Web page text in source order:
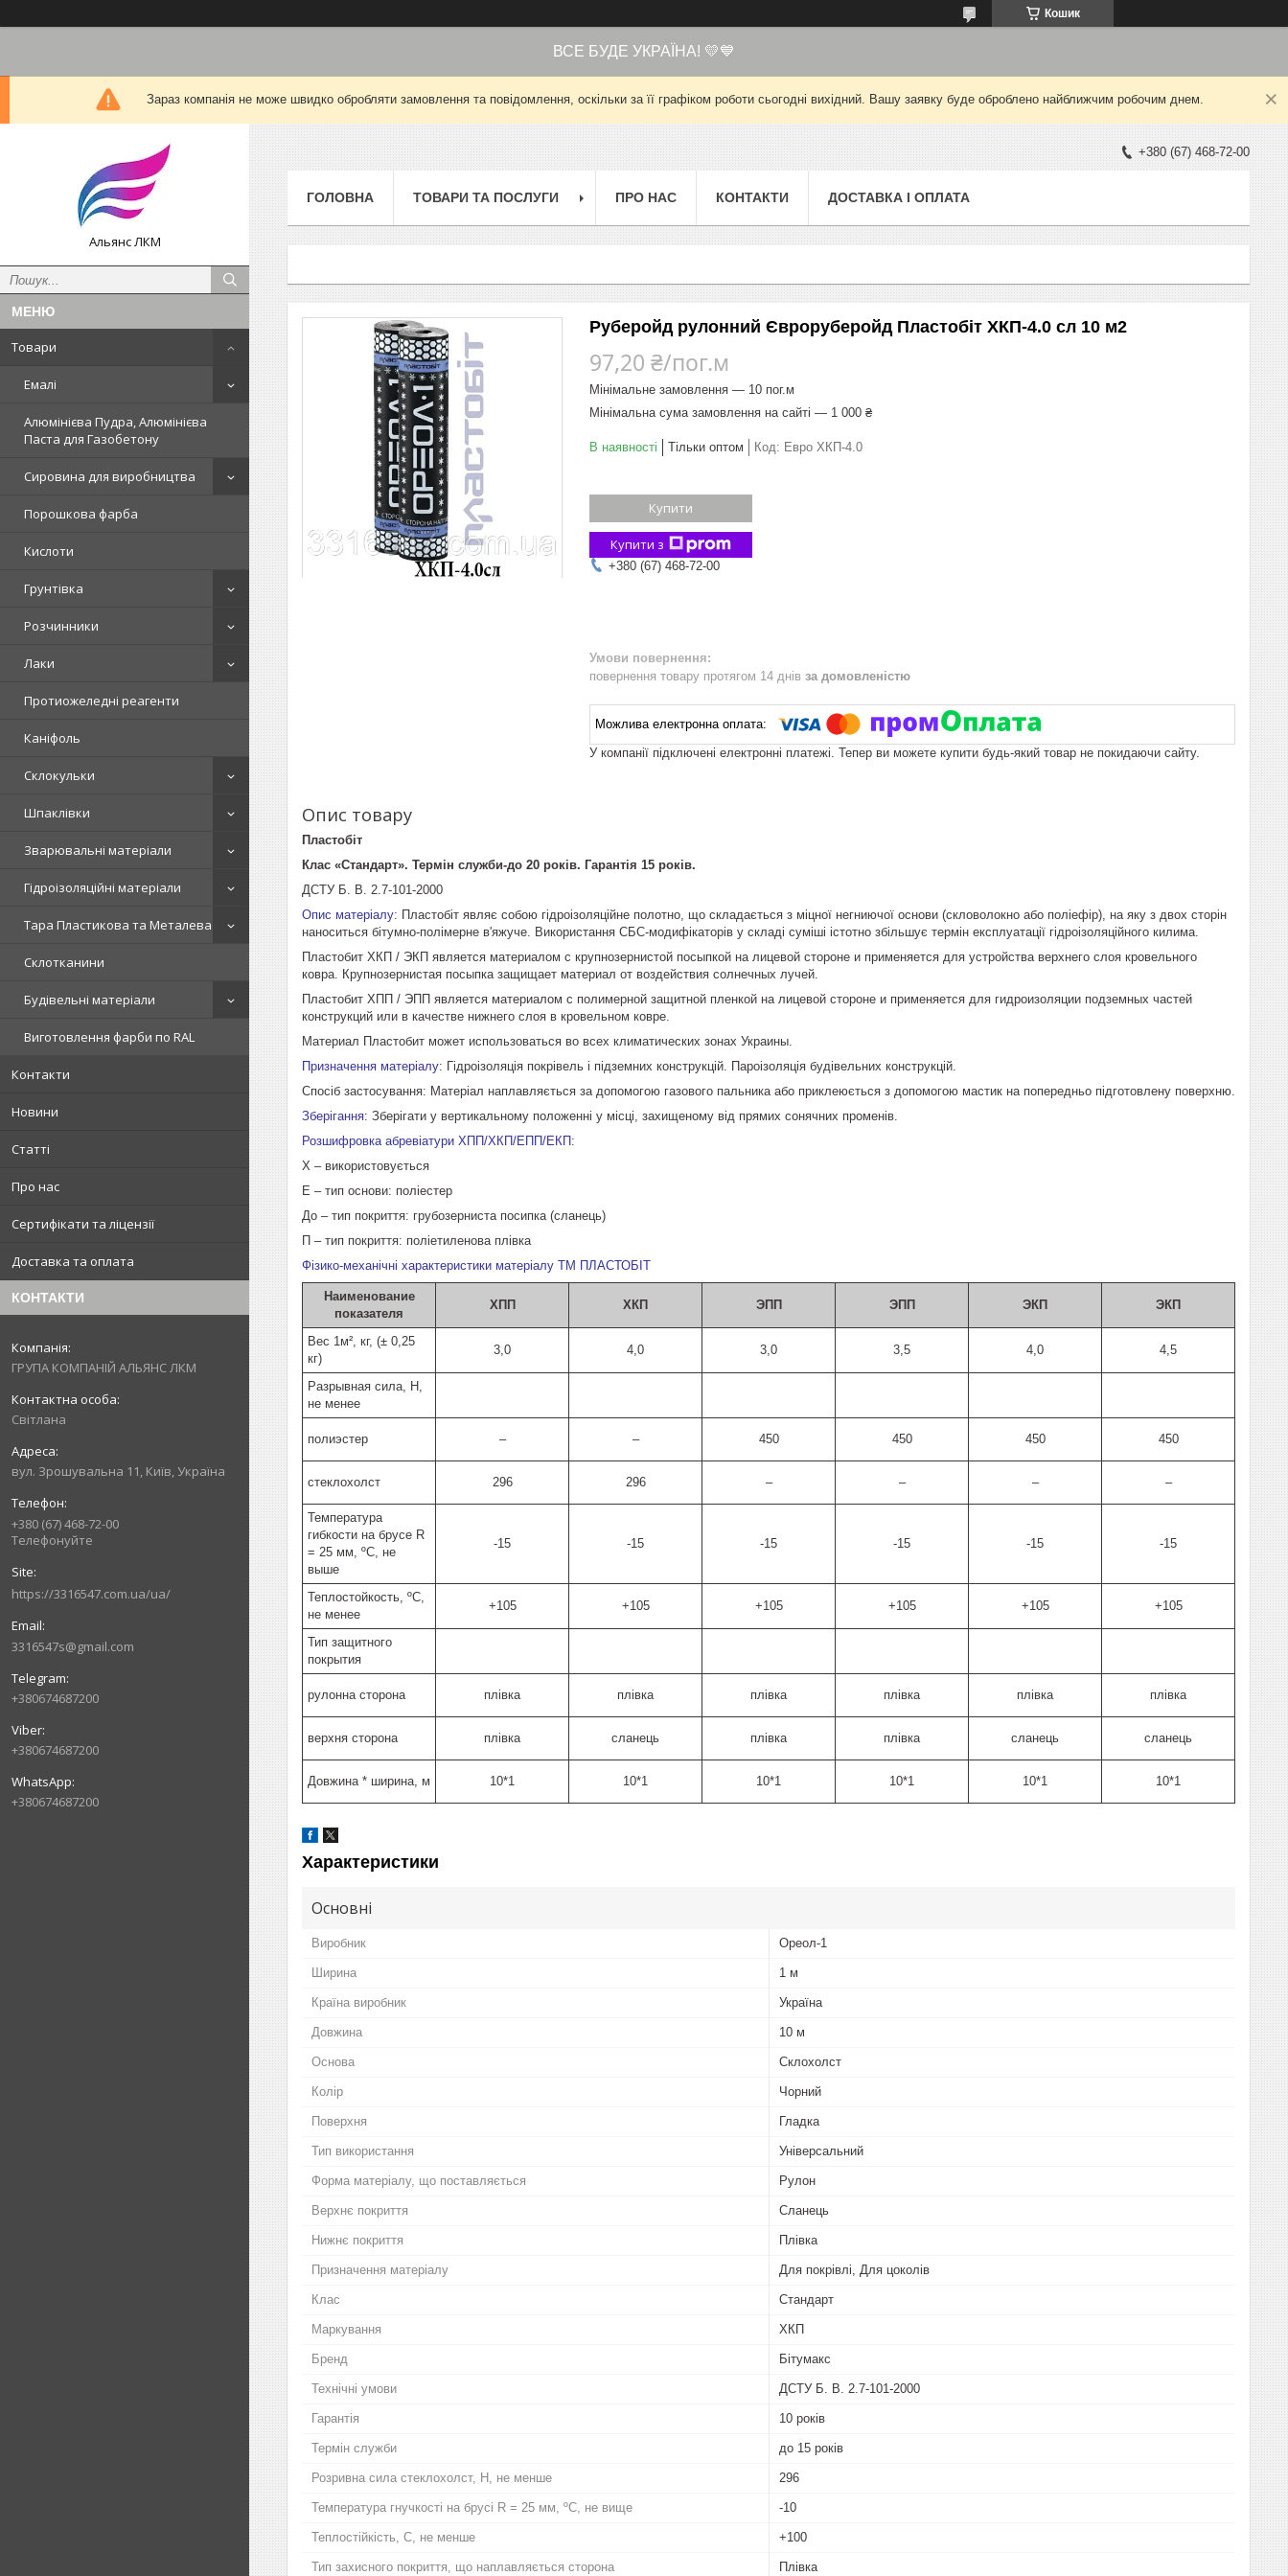
Кошик
ВСЕ БУДЕ УКРАЇНА! 💛💙
Зараз компанія не може швидко обробляти замовлення та повідомлення, оскільки за її графіком роботи сьогодні вихідний. Вашу заявку буде оброблено найближчим робочим днем.
Альянс ЛКМ
Товари
Емалі
Алюмінієва Пудра, Алюмінієва
Паста для Газобетону
Сировина для виробництва
Порошкова фарба
Кислоти
Грунтівка
Розчинники
Лаки
Протиожеледні реагенти
Каніфоль
Склокульки
Шпаклівки
Зварювальні матеріали
Гідроізоляційні матеріали
Тара Пластикова та Металева
Склотканини
Будівельні матеріали
Виготовлення фарби по RAL
Контакти
Новини
Статті
Про нас
Сертифікати та ліцензії
Доставка та оплата
КОНТАКТИ
ГРУПА КОМПАНІЙ АЛЬЯНС ЛКМ
Світлана
вул. Зрошувальна 11, Київ, Україна
+380 (67) 468-72-00
Телефонуйте
https://3316547.com.ua/ua/
3316547s@gmail.com
+380674687200
+380674687200
+380674687200
+380 (67) 468-72-00
ГОЛОВНА ТОВАРИ ТА ПОСЛУГИ ПРО НАС КОНТАКТИ ДОСТАВКА І ОПЛАТА
Руберойд рулонний Євроруберойд Пластобіт ХКП-4.0 сл 10 м2
97,20 ₴/пог.м
Мінімальне замовлення — 10 пог.м
Мінімальна сума замовлення на сайті — 1 000 ₴
В наявності Тільки оптом Код: Евро ХКП-4.0
Купити
Купити з
+380 (67) 468-72-00
повернення товару протягом 14 днів за домовленістю
У компанії підключені електронні платежі. Тепер ви можете купити будь-який товар не покидаючи сайту.
Опис товару
Пластобіт
Клас «Стандарт». Термін служби-до 20 років. Гарантія 15 років.
ДСТУ Б. В. 2.7-101-2000
Опис матеріалу: Пластобіт являє собою гідроізоляційне полотно, що складається з міцної негниючої основи (скловолокно або поліефір), на яку з двох сторін
наноситься бітумно-полімерне в'яжуче. Використання СБС-модифікаторів у складі суміші істотно збільшує термін експлуатації гідроізоляційного килима.
Пластобит ХКП / ЭКП является материалом с крупнозернистой посыпкой на лицевой стороне и применяется для устройства верхнего слоя кровельного
ковра. Крупнозернистая посыпка защищает материал от воздействия солнечных лучей.
Пластобит ХПП / ЭПП является материалом с полимерной защитной пленкой на лицевой стороне и применяется для гидроизоляции подземных частей
конструкций или в качестве нижнего слоя в кровельном ковре.
Материал Пластобит может использоваться во всех климатических зонах Украины.
Призначення матеріалу: Гідроізоляція покрівель і підземних конструкцій. Пароізоляція будівельних конструкцій.
Спосіб застосування: Матеріал наплавляється за допомогою газового пальника або приклеюється з допомогою мастик на попередньо підготовлену поверхню.
Зберігання: Зберігати у вертикальному положенні у місці, захищеному від прямих сонячних променів.
Розшифровка абревіатури ХПП/ХКП/ЕПП/ЕКП:
Х – використовується
Е – тип основи: поліестер
До – тип покриття: грубозерниста посипка (сланець)
П – тип покриття: поліетиленова плівка
Фізико-механічні характеристики матеріалу ТМ ПЛАСТОБІТ
Наименование
показателя
ХПП ХКП ЭПП ЭПП ЭКП ЭКП
Вес 1м², кг, (± 0,25
кг)
3,0 4,0 3,0 3,5 4,0 4,5
Разрывная сила, Н,
не менее
полиэстер – – 450 450 450 450
стеклохолст 296 296 – – – –
Температура
гибкости на брусе R
= 25 мм, ºС, не
выше
-15 -15 -15 -15 -15 -15
Теплостойкость, ºС,
не менее
+105 +105 +105 +105 +105 +105
Тип защитного
покрытия
рулонна сторона плівка плівка плівка плівка плівка плівка
верхня сторона плівка сланець плівка плівка сланець сланець
Довжина * ширина, м 10*1 10*1 10*1 10*1 10*1 10*1
Характеристики
Основні
Виробник Ореол-1
Ширина 1 м
Країна виробник Україна
Довжина 10 м
Основа Склохолст
Колір Чорний
Поверхня Гладка
Тип використання Універсальний
Форма матеріалу, що поставляється Рулон
Верхнє покриття Сланець
Нижнє покриття Плівка
Призначення матеріалу Для покрівлі, Для цоколів
Клас Стандарт
Маркування ХКП
Бренд Бітумакс
Технічні умови ДСТУ Б. В. 2.7-101-2000
Гарантія 10 років
Термін служби до 15 років
Розривна сила стеклохолст, Н, не менше 296
Температура гнучкості на брусі R = 25 мм, ºС, не вище -10
Теплостійкість, С, не менше +100
Тип захисного покриття, що наплавляється сторона Плівка